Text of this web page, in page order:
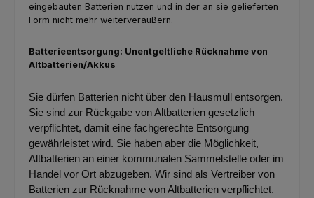
eingebauten Batterien nutzen und in der an sie gelieferten
Form nicht mehr weiterveräußern.
Batterieentsorgung: Unentgeltliche Rücknahme von
Altbatterien/Akkus
Sie dürfen Batterien nicht über den Hausmüll entsorgen.
Sie sind zur Rückgabe von Altbatterien gesetzlich
verpflichtet, damit eine fachgerechte Entsorgung
gewährleistet wird. Sie haben aber die Möglichkeit,
Altbatterien an einer kommunalen Sammelstelle oder im
Handel vor Ort abzugeben. Wir sind als Vertreiber von
Batterien zur Rücknahme von Altbatterien verpflichtet.